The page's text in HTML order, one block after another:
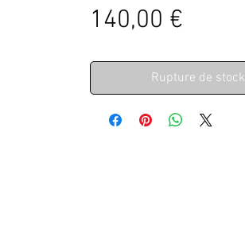
140,00 €Prix
Rupture de stock